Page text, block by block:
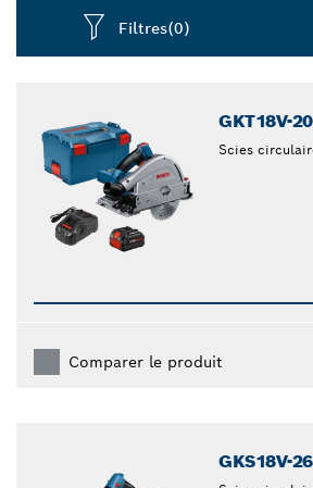
Filtres(0)
GKT18V-
Scies
Comparer le produit
GKS18V-